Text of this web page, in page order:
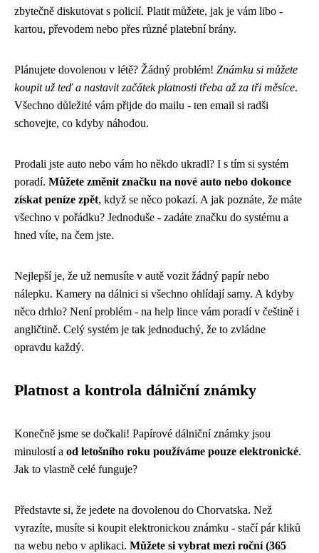
zbytečně diskutovat s policií. Platit můžete, jak je vám libo -
kartou, převodem nebo přes různé platební brány.
Plánujete dovolenou v létě? Žádný problém! Známku si můžete
koupit už teď a nastavit začátek platnosti třeba až za tři měsíce.
Všechno důležité vám přijde do mailu - ten email si radši
schovejte, co kdyby náhodou.
Prodali jste auto nebo vám ho někdo ukradl? I s tím si systém
poradí. Můžete změnit značku na nové auto nebo dokonce
získat peníze zpět, když se něco pokazí. A jak poznáte, že máte
všechno v pořádku? Jednoduše - zadáte značku do systému a
hned víte, na čem jste.
Nejlepší je, že už nemusíte v autě vozit žádný papír nebo
nálepku. Kamery na dálnici si všechno ohlídají samy. A kdyby
něco drhlo? Není problém - na help lince vám poradí v češtině i
angličtině. Celý systém je tak jednoduchý, že to zvládne
opravdu každý.
Platnost a kontrola dálniční známky
Konečně jsme se dočkali! Papírové dálniční známky jsou
minulostí a od letošního roku používáme pouze elektronické.
Jak to vlastně celé funguje?
Představte si, že jedete na dovolenou do Chorvatska. Než
vyrazíte, musíte si koupit elektronickou známku - stačí pár kliků
na webu nebo v aplikaci. Můžete si vybrat mezi roční (365